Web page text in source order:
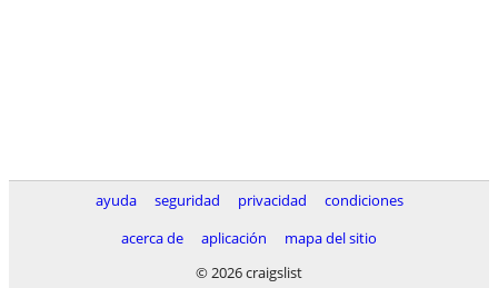
ayuda seguridad privacidad
condiciones
acerca de
aplicación
mapa del sitio
© 2026 craigslist